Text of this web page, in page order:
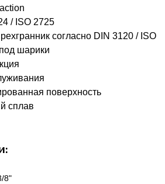
/ ISO 2725
согласно DIN 3120 / ISO
шарики
поверхность
сплав
8"